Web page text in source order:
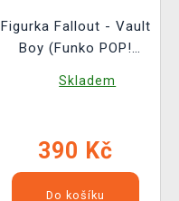
Figurka Fallout - Vault
Boy (Funko POP!
Skladem
390 Kč
Do košíku